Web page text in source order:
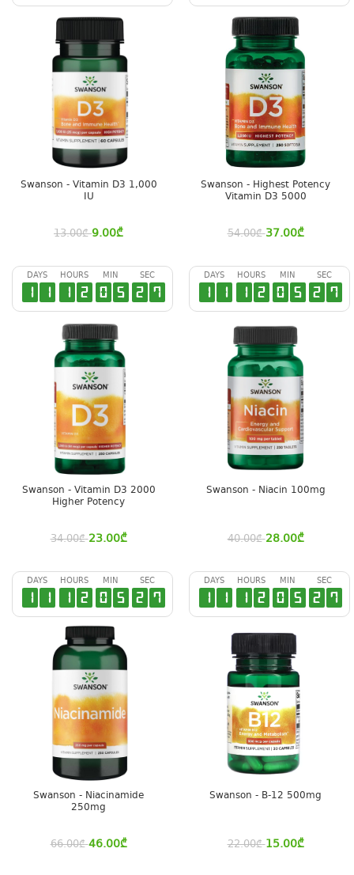
Swanson - Vitamin D3 1,000
IU
13.00₾ 9.00₾
Swanson - Highest Potency
Vitamin D3 5000
54.00₾ 37.00₾
DAYS
1 1
HOURS
1 2
MIN
0 5
SEC
2 7
Swanson - Vitamin D3 2000
Higher Potency
34.00₾ 23.00₾
DAYS
1 1
HOURS
1 2
MIN
0 5
SEC
2 7
Swanson - Niacin 100mg
40.00₾ 28.00₾
DAYS
1 1
HOURS
1 2
MIN
0 5
SEC
2 7
Swanson - Niacinamide
250mg
66.00₾ 46.00₾
DAYS
1 1
HOURS
1 2
MIN
0 5
SEC
2 7
Swanson - B-12 500mg
22.00₾ 15.00₾